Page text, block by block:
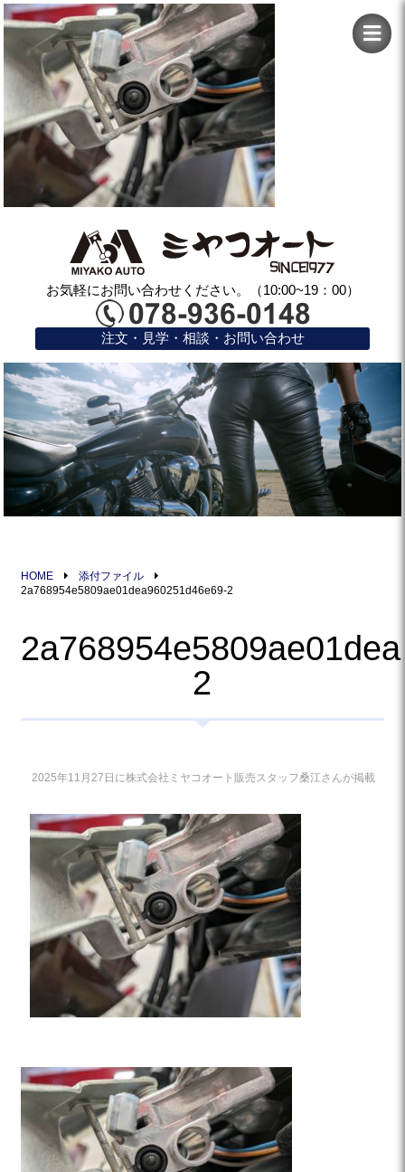
お気軽にお問い合わせください。（10:00~19：00）
注文・見学・相談・お問い合わせ
HOME
添付ファイル
2a768954e5809ae01dea960251d46e69-2
2
2025年11月27日に株式会社ミヤコオート販売スタッフ桑江さんが掲載